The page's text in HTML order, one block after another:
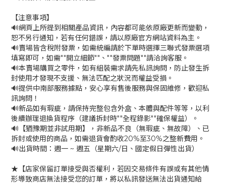
【注意事項】
🔊網頁上所提到相關產品資訊，內容都可能依原廠更新而變動，
恕不另行通知，若有任何錯誤，請以原廠官方網站資料為主。
🔊賣場皆含稅附發票，如需統編請於下單時選擇三聯式發票選項
填寫即可，如需""開立細節""、""發票問題""請洽詢客服。
🔊本賣場購買之零件，如有組裝需求請先私訊詢問，防止發生拆
封使用才發現不支援、無法匹配之狀況而權益受損。
🔊提供中南部服務據點，安心享有售後服務與保固維修，歡迎私
訊詢問！
🔊新品如有瑕疵，請保持完整包含外盒、本體與配件等等，以利
後續辦理退換貨程序（建議拆封時""全程錄影""確保權益）。
🔊【猶豫期並非試用期】，非新品不良（無瑕疵、無故障）、已
拆封或使用的商品，如需退貨會酌收20%至30%之整新費用。
🔊出貨時間：週一 ~ 週五（星期六/日、國定假日彈性出貨）
★【店家保留訂單接受與否權利，若因交易條件有誤或有其他情
形導致商店無法接受您的訂單，將以私訊發送無法出貨通知給